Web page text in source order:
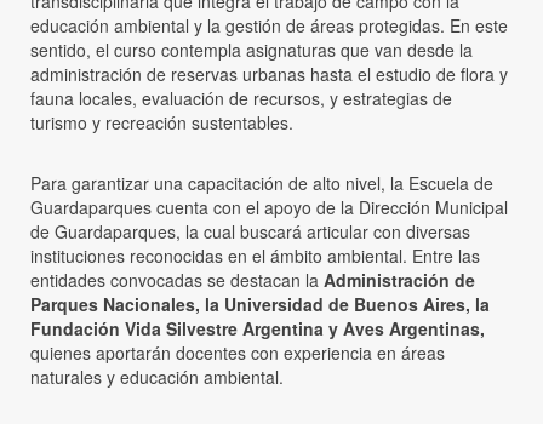
educación ambiental y la gestión de áreas protegidas. En este
sentido, el curso contempla asignaturas que van desde la
administración de reservas urbanas hasta el estudio de flora y
fauna locales, evaluación de recursos, y estrategias de
turismo y recreación sustentables.
Para garantizar una capacitación de alto nivel, la Escuela de
Guardaparques cuenta con el apoyo de la Dirección Municipal
de Guardaparques, la cual buscará articular con diversas
instituciones reconocidas en el ámbito ambiental. Entre las
entidades convocadas se destacan la Administración de
Parques Nacionales, la Universidad de Buenos Aires, la
Fundación Vida Silvestre Argentina y Aves Argentinas,
quienes aportarán docentes con experiencia en áreas
naturales y educación ambiental.